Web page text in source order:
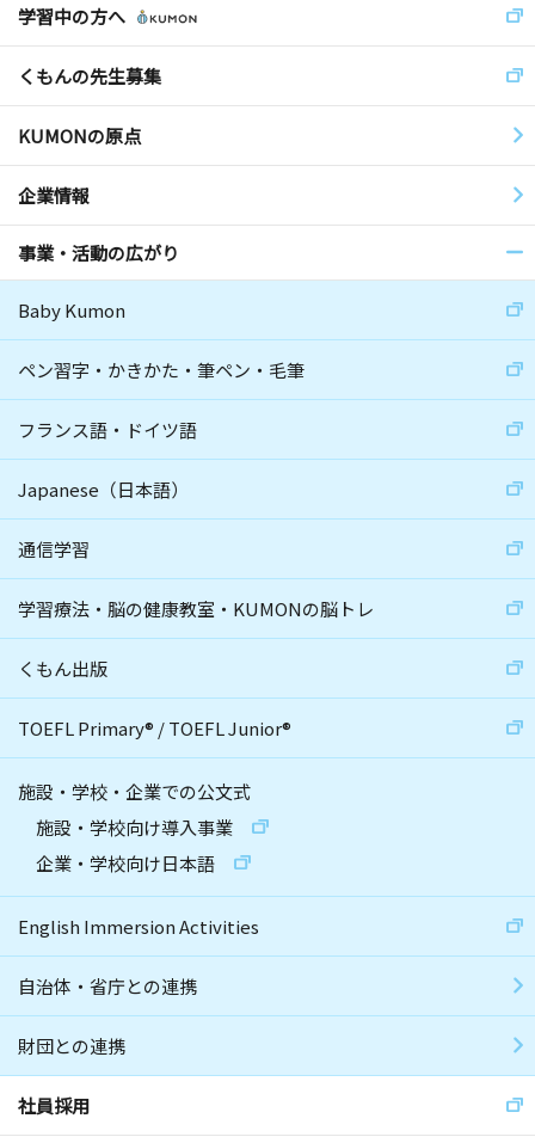
学習中の方へ
くもんの先生募集
KUMONの原点
企業情報
事業・活動の広がり
Baby Kumon
ペン習字・かきかた・筆ペン・毛筆
フランス語・ドイツ語
Japanese（日本語）
通信学習
学習療法・脳の健康教室・KUMONの脳トレ
くもん出版
TOEFL Primary® /TOEFL Junior®
施設・学校・企業での公文式
施設・学校向け導入事業
企業・学校向け日本語
English Immersion Activities
自治体・省庁との連携
財団との連携
社員採用